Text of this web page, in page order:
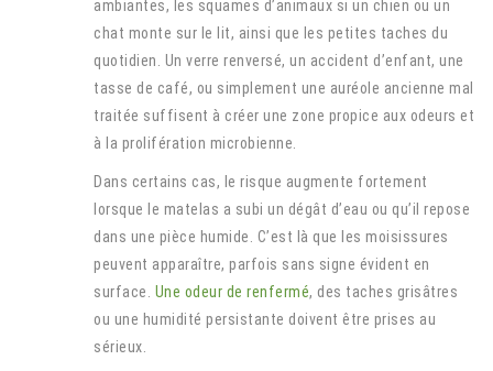
ambiantes, les squames d’animaux si un chien ou un
chat monte sur le lit, ainsi que les petites taches du
quotidien. Un verre renversé, un accident d’enfant, une
tasse de café, ou simplement une auréole ancienne mal
traitée suffisent à créer une zone propice aux odeurs et
à la prolifération microbienne.
Dans certains cas, le risque augmente fortement
lorsque le matelas a subi un dégât d’eau ou qu’il repose
dans une pièce humide. C’est là que les moisissures
peuvent apparaître, parfois sans signe évident en
surface. Une odeur de renfermé, des taches grisâtres
ou une humidité persistante doivent être prises au
sérieux.